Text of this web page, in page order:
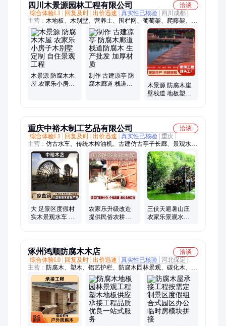
四川木景源园林工程有限公司
洽谈
综合体验L1
回复及时 出价迅速 真实性已核验
四川成都
主营： 木地板、木别墅、营养土、围栏网、葡萄架、爬藤架、木
板路、小木桥、道路花箱、木质房屋、隔断栅栏、户外花箱、花
箱定制、实木门亭、仿古门头、古建凉亭、露台吊椅、实木花
盆、实木花槽、花园木门、木质凉亭、平台地板、实木花箱、五
金配件、庭院凉亭
木景源 防腐木木
屋 农家乐小房子
制作 古建凉亭 防
腐木廊道 栈道防
木景源 防腐木崖
壁栈道 地板塑木
重庆中裕木制工艺品有限公司
洽谈
综合体验L1
回复及时 出价迅速 真实性已核验 重庆
主营： 仿古水车、传统木榨油机、古建仿古亭子长廊、景观水
车、大型防腐木景观水车、防腐木景观荷兰风车、景观浮桥吊桥
拱桥、防腐木景观小品、传统手推车售货车、传统仿古水车、仿
古木制水车、仿古匾牌贺寿木匾、实木雕刻牌匾、景区悬空栈道
栏杆导示牌、防腐木宣传栏文化长廊、古法榨油机技术培训、抛
石机撞车古代攻城器械、中式装修牌楼门头、宋代水运仪传统民
俗文化产品、古建美人靠雀替挂罗仿古大门、民居风格吊脚楼木
房子、传统古战车、传统民俗文创产品、农耕文化产品、古法榨
油机
大 足景区度假村
实木景观水车 农
农家乐升级改造
提供民俗农耕文
三伏天避暑山庄
农家乐景观水车
涿州鸿顺防腐木木店
洽谈
综合体验L0
回复及时 出价迅速 真实性已核验 河北保定
主营： 防腐木、塑木、铝艺护栏、防腐木园林景观、碳化木、防
腐木地板、防腐木屋、防腐木花架、防腐木凉亭